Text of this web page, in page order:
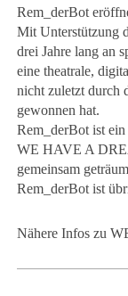
Rem_derBot
Mit Unterstützung
drei Jahre lang an
eine theatrale,
nicht zuletzt durch
gewonnen hat.
Rem_derBot ist
WE HAVE A
gemeinsam
Rem_derBot ist
Nähere Infos zu